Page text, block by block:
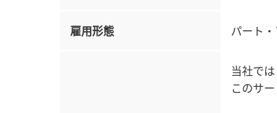
雇用形態 パート
当社で
このサ